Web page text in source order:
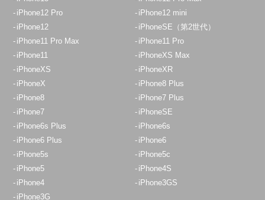
定休日： 年中無休
050-5269-5822
10:00～19:00
定休日： 水曜日・木曜日
04-2933-9120
iPhone12 Pro
iPhone12 mini
iPhone12
iPhoneSE（第2世代）
iPhone11 Pro Max
iPhone11 Pro
iPhone11
iPhoneXS Max
iPhoneXS
iPhoneXR
iPhoneX
iPhone8 Plus
iPhone8
iPhone7 Plus
iPhone7
iPhoneSE
iPhone6s Plus
iPhone6s
iPhone6 Plus
iPhone6
iPhone5s
iPhone5c
iPhone5
iPhone4S
iPhone4
iPhone3GS
iPhone3G